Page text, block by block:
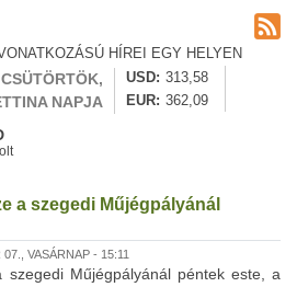
HÍREI EGY HELYEN
NAPJA
USD
313,58
EUR
362,09
a szegedi Műjégpályánál
VASÁRNAP - 15:11
Műjégpályánál péntek este, a